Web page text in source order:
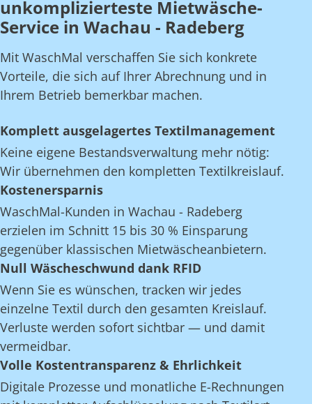
unkomplizierteste Mietwäsche-
Service in Wachau - Radeberg
Mit WaschMal verschaffen Sie sich konkrete
Vorteile, die sich auf Ihrer Abrechnung und in
Ihrem Betrieb bemerkbar machen.
Komplett ausgelagertes Textilmanagement
Keine eigene Bestandsverwaltung mehr nötig:
Wir übernehmen den kompletten Textilkreislauf.
Kostenersparnis
WaschMal-Kunden in Wachau - Radeberg
erzielen im Schnitt 15 bis 30 % Einsparung
gegenüber klassischen Mietwäscheanbietern.
Null Wäscheschwund dank RFID
Wenn Sie es wünschen, tracken wir jedes
einzelne Textil durch den gesamten Kreislauf.
Verluste werden sofort sichtbar — und damit
vermeidbar.
Volle Kostentransparenz & Ehrlichkeit
Digitale Prozesse und monatliche E-Rechnungen